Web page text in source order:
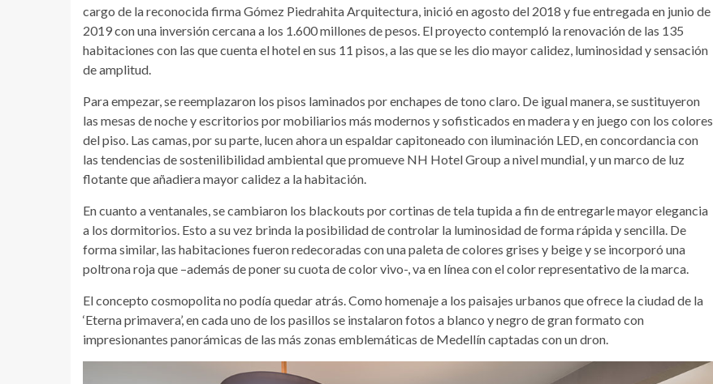
cargo de la reconocida firma Gómez Piedrahita Arquitectura, inició en agosto del 2018 y fue entregada en junio de
2019 con una inversión cercana a los 1.600 millones de pesos. El proyecto contempló la renovación de las 135
habitaciones con las que cuenta el hotel en sus 11 pisos, a las que se les dio mayor calidez, luminosidad y sensación
de amplitud.
Para empezar, se reemplazaron los pisos laminados por enchapes de tono claro. De igual manera, se sustituyeron
las mesas de noche y escritorios por mobiliarios más modernos y sofisticados en madera y en juego con los colores
del piso. Las camas, por su parte, lucen ahora un espaldar capitoneado con iluminación LED, en concordancia con
las tendencias de sostenilibilidad ambiental que promueve NH Hotel Group a nivel mundial, y un marco de luz
flotante que añadiera mayor calidez a la habitación.
En cuanto a ventanales, se cambiaron los blackouts por cortinas de tela tupida a fin de entregarle mayor elegancia
a los dormitorios. Esto a su vez brinda la posibilidad de controlar la luminosidad de forma rápida y sencilla. De
forma similar, las habitaciones fueron redecoradas con una paleta de colores grises y beige y se incorporó una
poltrona roja que –además de poner su cuota de color vivo-, va en línea con el color representativo de la marca.
El concepto cosmopolita no podía quedar atrás. Como homenaje a los paisajes urbanos que ofrece la ciudad de la
‘Eterna primavera’, en cada uno de los pasillos se instalaron fotos a blanco y negro de gran formato con
impresionantes panorámicas de las más zonas emblemáticas de Medellín captadas con un dron.